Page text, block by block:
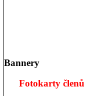
Bannery
Fotokarty členů